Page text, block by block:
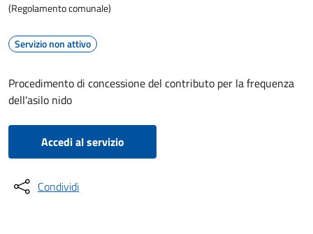
(Regolamento comunale)
Servizio non attivo
Procedimento di concessione del contributo per la frequenza
dell'asilo nido
Accedi al servizio
Condividi